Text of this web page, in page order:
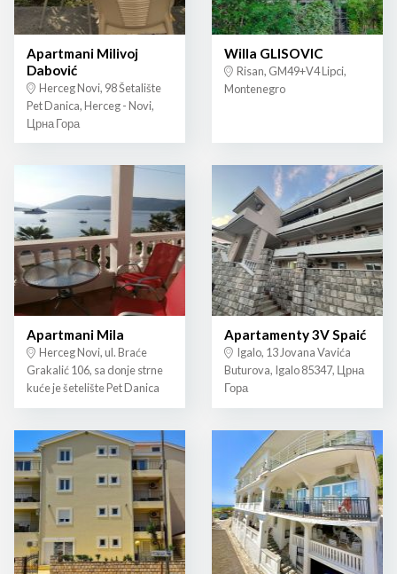
Apartmani Milivoj
Dabović
Herceg Novi, 98 Šetalište
Pet Danica, Herceg - Novi,
Црна Гора
Willa GLISOVIC
Risan, GM49+V4 Lipci,
Montenegro
Apartmani Mila
Herceg Novi, ul. Braće
Grakalić 106, sa donje strne
kuće je šetelište Pet Danica
Apartamenty 3V Spaić
Igalo, 13 Jovana Vavića
Buturova, Igalo 85347, Црна
Гора